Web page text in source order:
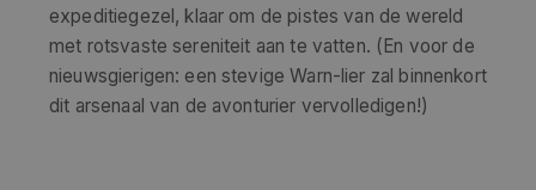
expeditiegezel, klaar om de pistes van de wereld
met rotsvaste sereniteit aan te vatten. (En voor de
nieuwsgierigen: een stevige Warn-lier zal binnenkort
dit arsenaal van de avonturier vervolledigen!)